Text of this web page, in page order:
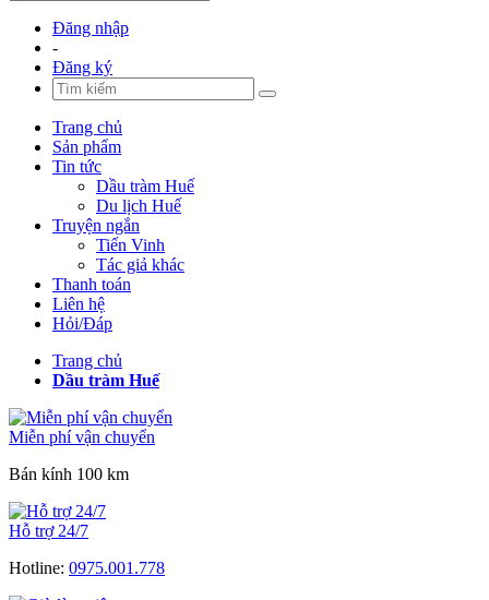
Đăng nhập
-
Đăng ký
Trang chủ
Sản phẩm
Tin tức
Dầu tràm Huế
Du lịch Huế
Truyện ngắn
Tiến Vinh
Tác giả khác
Thanh toán
Liên hệ
Hỏi/Đáp
Trang chủ
Dầu tràm Huế
Miễn phí vận chuyển
Bán kính 100 km
Hỗ trợ 24/7
Hotline: 0975.001.778